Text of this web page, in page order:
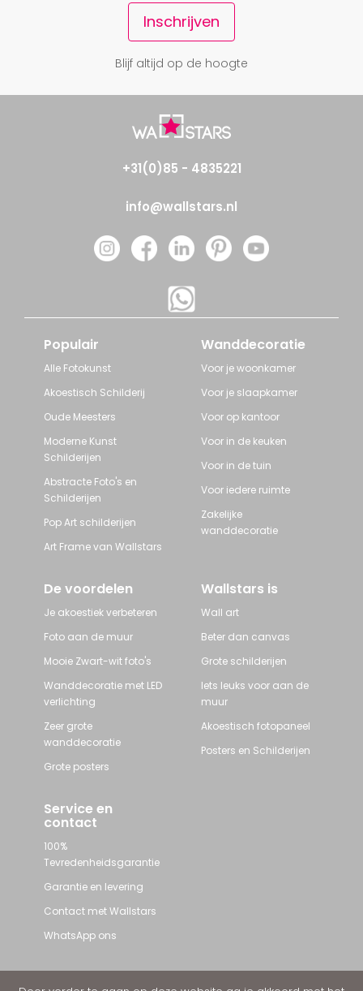
Inschrijven
Blijf altijd op de hoogte
+31(0)85 - 4835221
info@wallstars.nl
Populair
Alle Fotokunst
Akoestisch Schilderij
Oude Meesters
Moderne Kunst
Schilderijen
Abstracte Foto's en
Schilderijen
Pop Art schilderijen
Art Frame van Wallstars
Wanddecoratie
Voor je woonkamer
Voor je slaapkamer
Voor op kantoor
Voor in de keuken
Voor in de tuin
Voor iedere ruimte
Zakelijke
wanddecoratie
De voordelen
Je akoestiek verbeteren
Foto aan de muur
Mooie Zwart-wit foto's
Wanddecoratie met LED
verlichting
Zeer grote
wanddecoratie
Grote posters
Wallstars is
Wall art
Beter dan canvas
Grote schilderijen
Iets leuks voor aan de
muur
Akoestisch fotopaneel
Posters en Schilderijen
Service en
contact
100%
Tevredenheidsgarantie
Garantie en levering
Contact met Wallstars
WhatsApp ons